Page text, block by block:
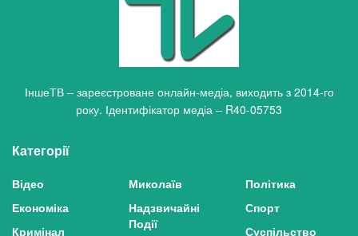
ІншеТВ – зареєстроване онлайн-медіа, виходить з 2014-го
року. Ідентифікатор медіа – R40-05753
Категорії
Відео
Економіка
Кримінал
Миколаїв
Надзвичайні
Події
Політика
Спорт
Суспільство